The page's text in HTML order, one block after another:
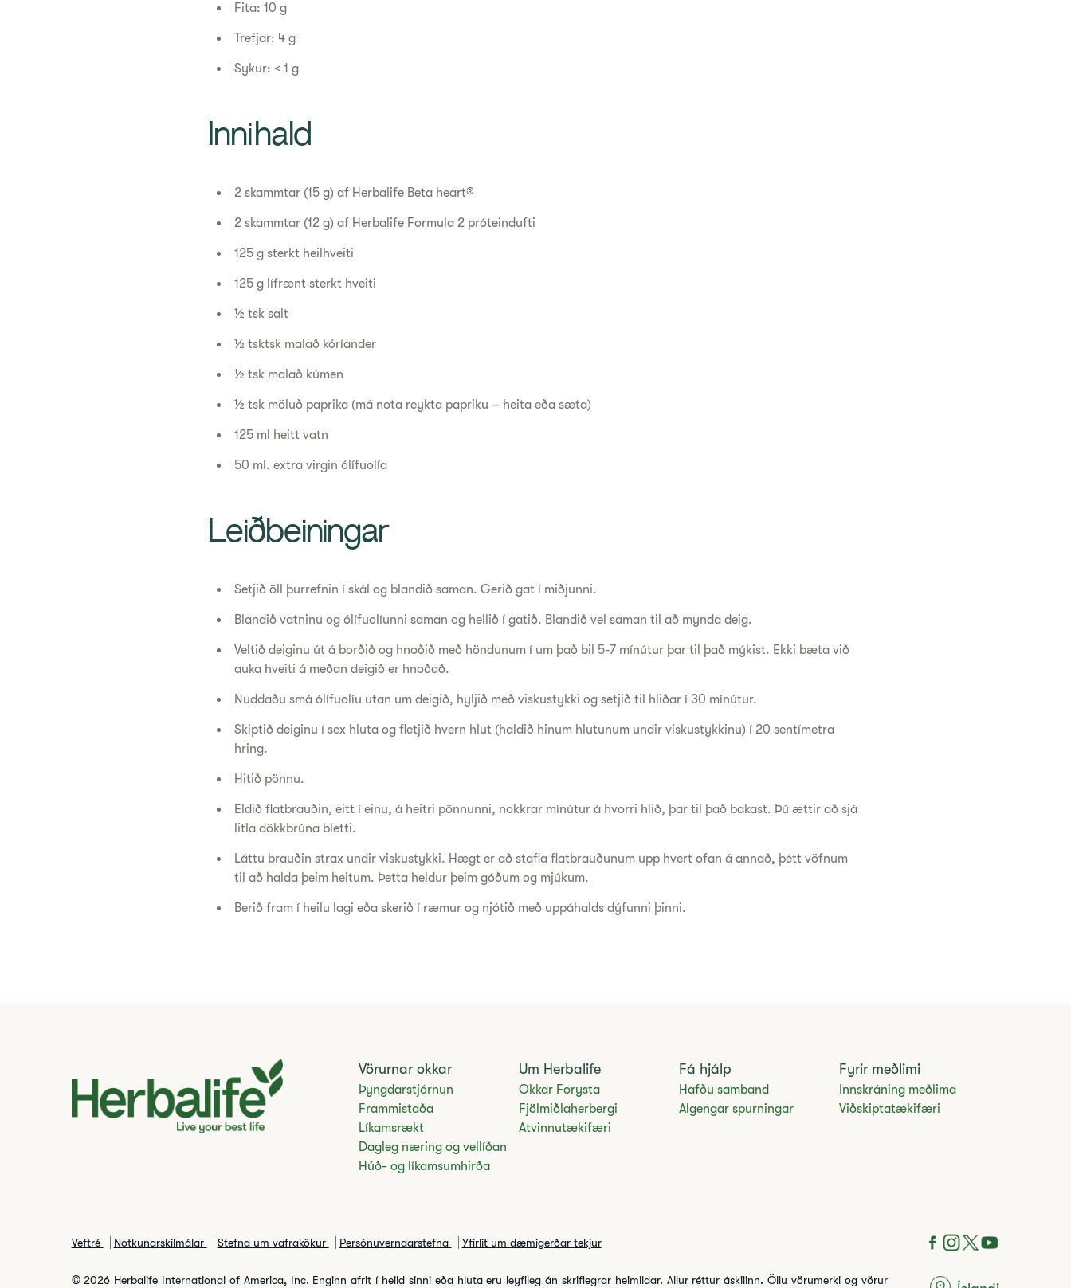
Fita: 10 g
Trefjar: 4 g
Sykur: < 1 g
Innihald
2 skammtar (15 g) af Herbalife Beta heart®
2 skammtar (12 g) af Herbalife Formula 2 próteindufti
125 g sterkt heilhveiti
125 g lífrænt sterkt hveiti
½ tsk salt
½ tsktsk malað kóríander
½ tsk malað kúmen
½ tsk möluð paprika (má nota reykta papriku – heita eða sæta)
125 ml heitt vatn
50 ml. extra virgin ólífuolía
Leiðbeiningar
Setjið öll þurrefnin í skál og blandið saman. Gerið gat í miðjunni.
Blandið vatninu og ólífuolíunni saman og hellið í gatið. Blandið vel saman til að mynda deig.
Veltið deiginu út á borðið og hnoðið með höndunum í um það bil 5-7 mínútur þar til það mýkist. Ekki bæta við
auka hveiti á meðan deigið er hnoðað.
Nuddaðu smá ólífuolíu utan um deigið, hyljið með viskustykki og setjið til hliðar í 30 mínútur.
Skiptið deiginu í sex hluta og fletjið hvern hlut (haldið hinum hlutunum undir viskustykkinu) í 20 sentímetra
hring.
Hitið pönnu.
Eldið flatbrauðin, eitt í einu, á heitri pönnunni, nokkrar mínútur á hvorri hlið, þar til það bakast. Þú ættir að sjá
litla dökkbrúna bletti.
Láttu brauðin strax undir viskustykki. Hægt er að stafla flatbrauðunum upp hvert ofan á annað, þétt vöfnum
til að halda þeim heitum. Þetta heldur þeim góðum og mjúkum.
Berið fram í heilu lagi eða skerið í ræmur og njótið með uppáhalds dýfunni þinni.
Vörurnar okkar
Þyngdarstjórnun
Frammistaða
Líkamsrækt
Dagleg næring og vellíðan
Húð- og líkamsumhirða
Um Herbalife
Okkar Forysta
Fjölmiðlaherbergi
Atvinnutækifæri
Fá hjálp
Hafðu samband
Algengar spurningar
Fyrir meðlimi
Innskráning meðlima
Viðskiptatækifæri
Veftré Notkunarskilmálar Stefna um vafrakökur Persónuverndarstefna Yfirlit um dæmigerðar tekjur
© 2026 Herbalife International of America, Inc. Enginn afrit í heild sinni eða hluta eru leyfileg án skriflegrar heimildar. Allur réttur áskilinn. Öllu vörumerki og vörur